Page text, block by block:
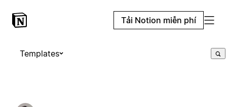
Tải Notion miễn phí
Templates